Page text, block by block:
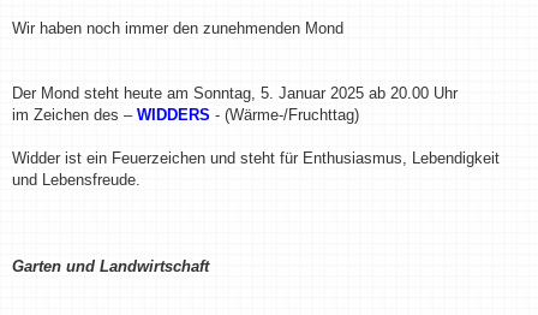
a
Wir haben noch immer den zunehmenden Mond
Der Mond steht heute am Sonntag, 5. Januar 2025 ab 20.00 Uhr
im Zeichen des – WIDDERS - (Wärme-/Fruchttag)
Widder ist ein Feuerzeichen und steht für Enthusiasmus, Lebendigkeit
und Lebensfreude.
Garten und Landwirtschaft